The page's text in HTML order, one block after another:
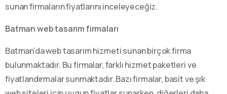
sunan firmaların fiyatlarını inceleyeceğiz.
Batman web tasarım firmaları
Batman’da web tasarım hizmeti sunan birçok firma
bulunmaktadır. Bu firmalar, farklı hizmet paketleri ve
fiyatlandırmalar sunmaktadır. Bazı firmalar, basit ve şık